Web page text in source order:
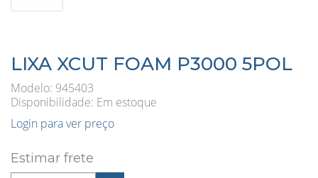
LIXA XCUT FOAM P3000 5POL
Modelo: 945403
Disponibilidade: Em estoque
Login para ver preço
Estimar frete